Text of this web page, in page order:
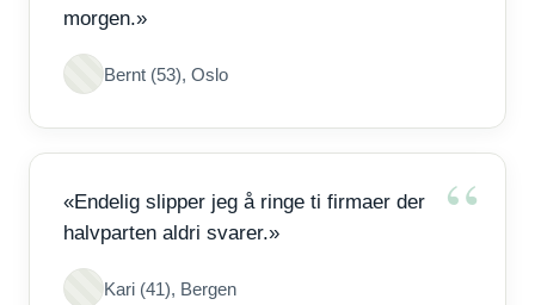
morgen.»
Bernt (53), Oslo
«Endelig slipper jeg å ringe ti firmaer der
halvparten aldri svarer.»
Kari (41), Bergen